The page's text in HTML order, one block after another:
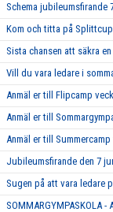
FRITIDSKORTET
Schema jubileumsfirande
Kom och titta på
Sista chansen att säkra
Vill du vara ledare i
Anmäl er till Flipcamp
Anmäl er till
Anmäl er till Summercamp
Jubileumsfirande den 7
Sugen på att vara ledare
SOMMARGYMPASKOLA -